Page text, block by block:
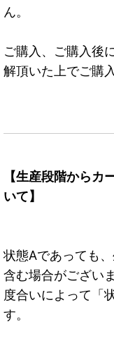
ん。
ご購入、ご購入後
解頂いた上でご購
【生産段階から
いて】
状態Aであっても
含む場合がござい
度合いによって「
す。